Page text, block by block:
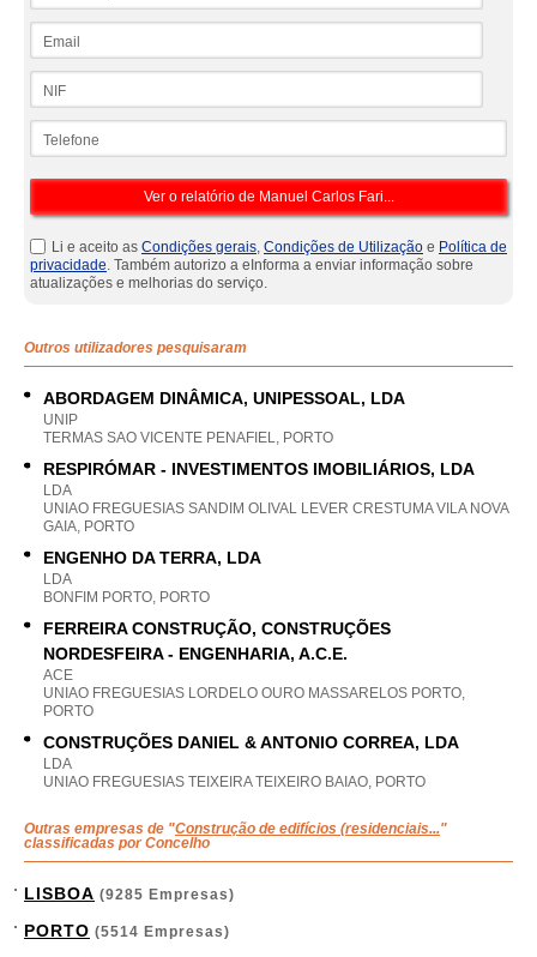
Li e aceito as Condições gerais, Condições de Utilização e Política de
privacidade. Também autorizo a eInforma a enviar informação sobre
atualizações e melhorias do serviço.
Outros utilizadores pesquisaram
ABORDAGEM DINÂMICA, UNIPESSOAL, LDA
UNIP
TERMAS SAO VICENTE PENAFIEL, PORTO
RESPIRÓMAR - INVESTIMENTOS IMOBILIÁRIOS, LDA
LDA
UNIAO FREGUESIAS SANDIM OLIVAL LEVER CRESTUMA VILA NOVA
GAIA, PORTO
ENGENHO DA TERRA, LDA
LDA
BONFIM PORTO, PORTO
FERREIRA CONSTRUÇÃO, CONSTRUÇÕES
NORDESFEIRA - ENGENHARIA, A.C.E.
ACE
UNIAO FREGUESIAS LORDELO OURO MASSARELOS PORTO,
PORTO
CONSTRUÇÕES DANIEL & ANTONIO CORREA, LDA
LDA
UNIAO FREGUESIAS TEIXEIRA TEIXEIRO BAIAO, PORTO
Outras empresas de "Construção de edifícios (residenciais..."
classificadas por Concelho
LISBOA (9285 Empresas)
PORTO (5514 Empresas)